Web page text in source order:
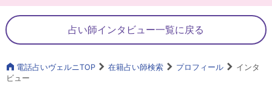
占い師インタビュー一覧に戻る
電話占いヴェルニTOP 在籍占い師検索 プロフィール
インタ
ビュー